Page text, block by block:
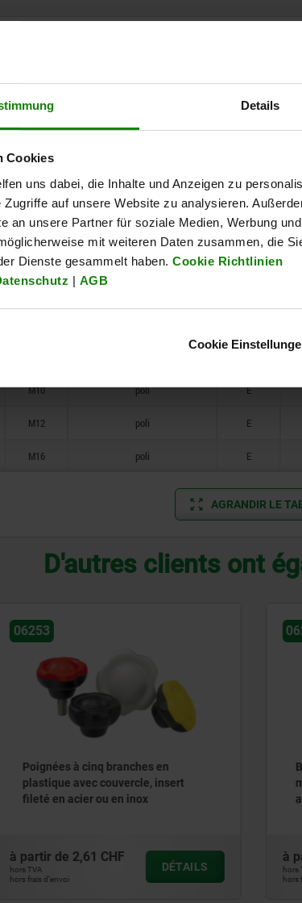
Details
Cookies
uns dabei, die Inhalte und Anzeigen zu
Zugriffe auf unsere Website zu analysieren.
an unsere Partner für soziale Medien, Werbung
mit weiteren Daten zusammen, die
Dienste gesammelt haben. Cookie Richtlinien
| AGB
Cookie
M12
M8 tribofinition E
M10 tribofinition E
M10 poli E
M12 poli E
M16 poli E
AGRANDIR LE
D'autres clients ont
06210
Boutons étoile en plastique avec
métal détectable avec douille en
acier saillante
à partir de9,34 CHF
hors TVA
hors frais d’envoi
DÉTAILS